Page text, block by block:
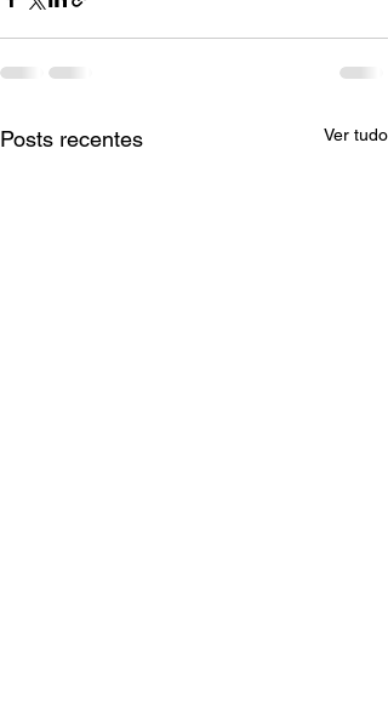
Posts recentes Ver tudo